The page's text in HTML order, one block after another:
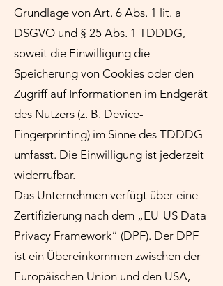
Grundlage von Art. 6 Abs. 1 lit. a
DSGVO und § 25 Abs. 1 TDDDG,
soweit die Einwilligung die
Speicherung von Cookies oder den
Zugriff auf Informationen im Endgerät
des Nutzers (z. B. Device-
Fingerprinting) im Sinne des TDDDG
umfasst. Die Einwilligung ist jederzeit
widerrufbar.
Das Unternehmen verfügt über eine
Zertifizierung nach dem „EU-US Data
Privacy Framework“ (DPF). Der DPF
ist ein Übereinkommen zwischen der
Europäischen Union und den USA,